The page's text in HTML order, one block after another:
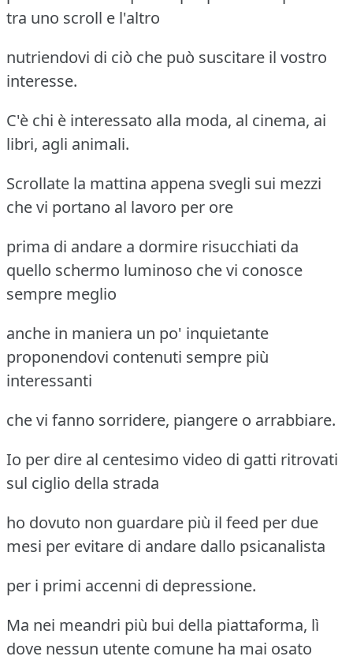
tra uno scroll e l'altro
nutriendovi di ciò che può suscitare il vostro
interesse.
C'è chi è interessato alla moda, al cinema, ai
libri, agli animali.
Scrollate la mattina appena svegli sui mezzi
che vi portano al lavoro per ore
prima di andare a dormire risucchiati da
quello schermo luminoso che vi conosce
sempre meglio
anche in maniera un po' inquietante
proponendovi contenuti sempre più
interessanti
che vi fanno sorridere, piangere o arrabbiare.
Io per dire al centesimo video di gatti ritrovati
sul ciglio della strada
ho dovuto non guardare più il feed per due
mesi per evitare di andare dallo psicanalista
per i primi accenni di depressione.
Ma nei meandri più bui della piattaforma, lì
dove nessun utente comune ha mai osato